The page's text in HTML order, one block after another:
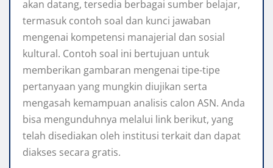
akan datang, tersedia berbagai sumber belajar,
termasuk contoh soal dan kunci jawaban
mengenai kompetensi manajerial dan sosial
kultural. Contoh soal ini bertujuan untuk
memberikan gambaran mengenai tipe-tipe
pertanyaan yang mungkin diujikan serta
mengasah kemampuan analisis calon ASN. Anda
bisa mengunduhnya melalui link berikut, yang
telah disediakan oleh institusi terkait dan dapat
diakses secara gratis.